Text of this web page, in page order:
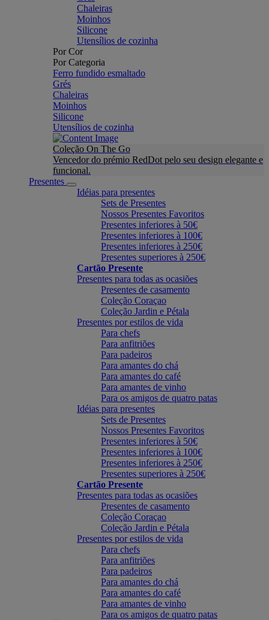
Chaleiras
Moinhos
Silicone
Utensílios de cozinha
Por Cor
Por Categoria
Ferro fundido esmaltado
Grés
Chaleiras
Moinhos
Silicone
Utensílios de cozinha
Coleção On The Go
Vencedor do prémio RedDot pelo seu design elegante e
funcional.
Presentes
Idéias para presentes
Sets de Presentes
Nossos Presentes Favoritos
Presentes inferiores à 50€
Presentes inferiores à 100€
Presentes inferiores à 250€
Presentes superiores à 250€
Cartão Presente
Presentes para todas as ocasiões
Presentes de casamento
Coleção Coraçao
Coleção Jardin e Pétala
Presentes por estilos de vida
Para chefs
Para anfitriões
Para padeiros
Para amantes do chá
Para amantes do café
Para amantes de vinho
Para os amigos de quatro patas
Idéias para presentes
Sets de Presentes
Nossos Presentes Favoritos
Presentes inferiores à 50€
Presentes inferiores à 100€
Presentes inferiores à 250€
Presentes superiores à 250€
Cartão Presente
Presentes para todas as ocasiões
Presentes de casamento
Coleção Coraçao
Coleção Jardin e Pétala
Presentes por estilos de vida
Para chefs
Para anfitriões
Para padeiros
Para amantes do chá
Para amantes do café
Para amantes de vinho
Para os amigos de quatro patas